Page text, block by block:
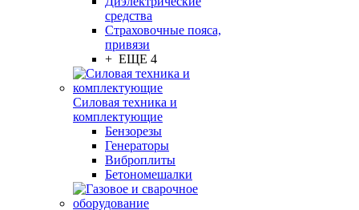
средства
Страховочные пояса,
привязи
+ ЕЩЕ 4
Силовая техника и
комплектующие
Бензорезы
Генераторы
Виброплиты
Бетономешалки